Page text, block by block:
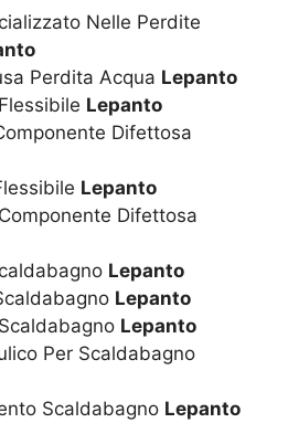
Nelle Perdite
Perdita Acqua Lepanto
Lepanto
Difettosa
Lepanto
Difettosa
Lepanto
Lepanto
Lepanto
Per Scaldabagno
Scaldabagno Lepanto